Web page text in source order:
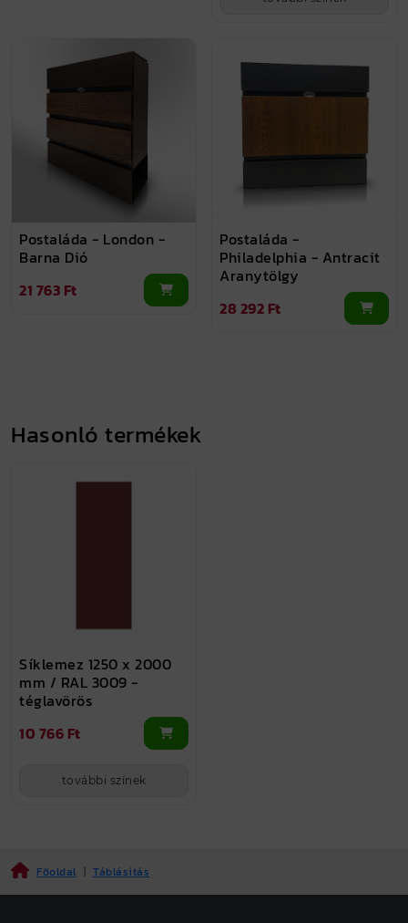
Postaláda - London -
Barna Dió
21 763 Ft
Postaláda -
Philadelphia - Antracit
Aranytölgy
28 292 Ft
Hasonló termékek
Síklemez 1250 x 2000
mm / RAL 3009 -
téglavörös
10 766 Ft
további színek
Főoldal | Táblásítás